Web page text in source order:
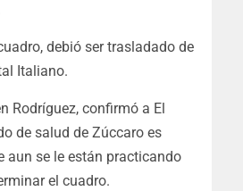
debió ser trasladado de
Italiano.
Rodríguez, confirmó a El
de salud de Zúccaro es
aun se le están practicando
el cuadro.